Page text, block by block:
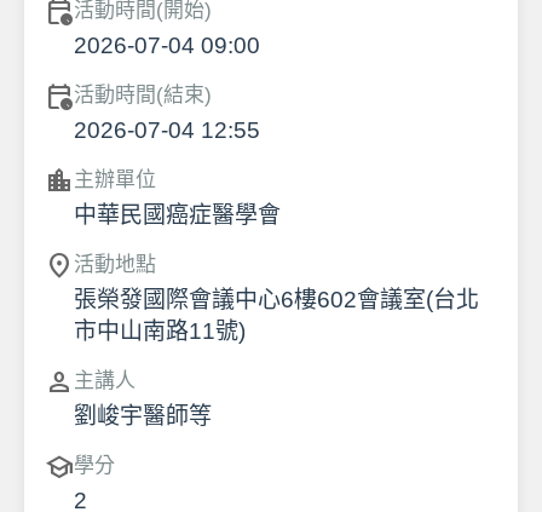
calendar_clock活動時間(開始)
2026-07-04 09:00
calendar_clock活動時間(結束)
2026-07-04 12:55
location_city 主辦單位
中華民國癌症醫學會
location_on 活動地點
張榮發國際會議中心6樓602會議室(台北
市中山南路11號)
person 主講人
劉峻宇醫師等
school學分
2